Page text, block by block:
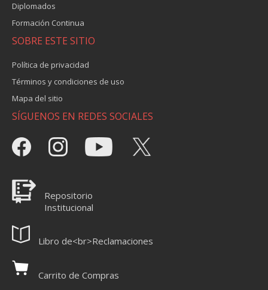
Diplomados
Formación Continua
SOBRE ESTE SITIO
Política de privacidad
Términos y condiciones de uso
Mapa del sitio
SÍGUENOS EN REDES SOCIALES
Repositorio
Institucional
Libro de<br>Reclamaciones
Carrito de Compras